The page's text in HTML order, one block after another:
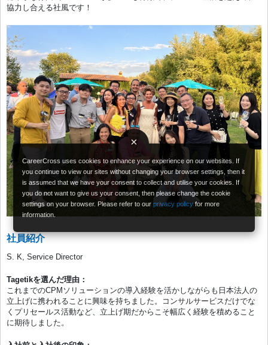
×
CareerCross uses cookies to enhance your experience on our websites. If
you continue to view our sites without changing your browser settings, then it
is assumed that we have your consent to collect and utilise your cookies. If
you do not want to give us your consent, then please change the cookie
settings on your browser. Please refer to ourprivacy policyfor more
information.
協力し合える社風です！
社員紹介
S. K, Service Director
Tagetikを選んだ理由：
これまでのCPMソリューションの導入経験を活かしながらも日本法人の
立上げに携われることに興味を持ちました。コンサルサービスだけでな
くプリセールス活動など、立上げ期だからこそ幅広く経験を積めること
に期待しました。